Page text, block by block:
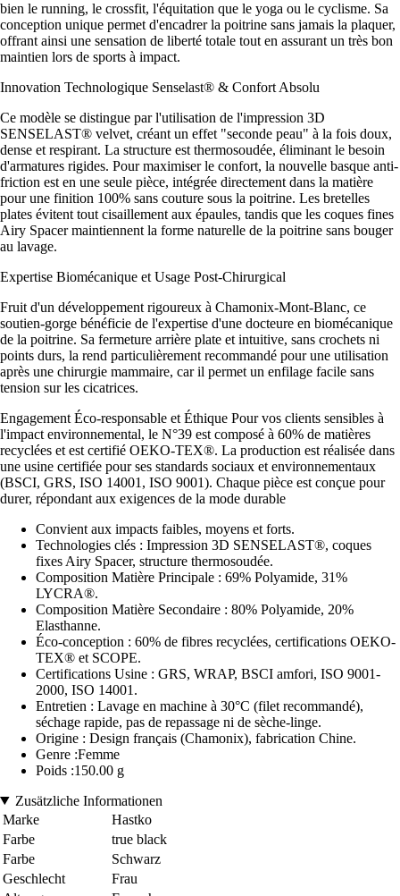
bien le running, le crossfit, l'équitation que le yoga ou le cyclisme. Sa
conception unique permet d'encadrer la poitrine sans jamais la plaquer,
offrant ainsi une sensation de liberté totale tout en assurant un très bon
maintien lors de sports à impact.
Innovation Technologique Senselast® & Confort Absolu
Ce modèle se distingue par l'utilisation de l'impression 3D
SENSELAST® velvet, créant un effet "seconde peau" à la fois doux,
dense et respirant. La structure est thermosoudée, éliminant le besoin
d'armatures rigides. Pour maximiser le confort, la nouvelle basque anti-
friction est en une seule pièce, intégrée directement dans la matière
pour une finition 100% sans couture sous la poitrine. Les bretelles
plates évitent tout cisaillement aux épaules, tandis que les coques fines
Airy Spacer maintiennent la forme naturelle de la poitrine sans bouger
au lavage.
Expertise Biomécanique et Usage Post-Chirurgical
Fruit d'un développement rigoureux à Chamonix-Mont-Blanc, ce
soutien-gorge bénéficie de l'expertise d'une docteure en biomécanique
de la poitrine. Sa fermeture arrière plate et intuitive, sans crochets ni
points durs, la rend particulièrement recommandé pour une utilisation
après une chirurgie mammaire, car il permet un enfilage facile sans
tension sur les cicatrices.
Engagement Éco-responsable et Éthique Pour vos clients sensibles à
l'impact environnemental, le N°39 est composé à 60% de matières
recyclées et est certifié OEKO-TEX®. La production est réalisée dans
une usine certifiée pour ses standards sociaux et environnementaux
(BSCI, GRS, ISO 14001, ISO 9001). Chaque pièce est conçue pour
durer, répondant aux exigences de la mode durable
Convient aux impacts faibles, moyens et forts.
Technologies clés : Impression 3D SENSELAST®, coques
fixes Airy Spacer, structure thermosoudée.
Composition Matière Principale : 69% Polyamide, 31%
LYCRA®.
Composition Matière Secondaire : 80% Polyamide, 20%
Elasthanne.
Éco-conception : 60% de fibres recyclées, certifications OEKO-
TEX® et SCOPE.
Certifications Usine : GRS, WRAP, BSCI amfori, ISO 9001-
2000, ISO 14001.
Entretien : Lavage en machine à 30°C (filet recommandé),
séchage rapide, pas de repassage ni de sèche-linge.
Origine : Design français (Chamonix), fabrication Chine.
Genre :Femme
Poids :150.00 g
Zusätzliche Informationen
Marke
Hastko
Farbe
true black
Farbe
Schwarz
Geschlecht
Frau